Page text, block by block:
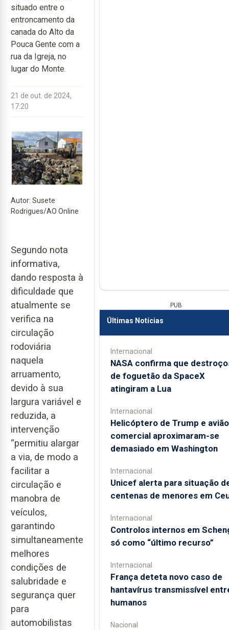
situado entre o
entroncamento da
canada do Alto da
Pouca Gente com a
rua da Igreja, no
lugar do Monte.
21 de out. de 2024,
17:20
Autor: Susete
Rodrigues/AO Online
Segundo nota
informativa,
dando resposta à
dificuldade que
atualmente se
verifica na
circulação
rodoviária
naquela
arruamento,
devido à sua
largura variável e
reduzida, a
intervenção
“permitiu alargar
a via, de modo a
facilitar a
circulação e
manobra de
veículos,
garantindo
simultaneamente
melhores
condições de
salubridade e
segurança quer
para
automobilistas
PUB
Últimas Notícias
Internacional
NASA confirma que
de foguetão da SpaceX
atingiram a Lua
Internacional
Helicóptero de Trump e avião
comercial aproximaram-se
demasiado em Washington
Internacional
Unicef alerta para situação
centenas de menores em
Internacional
Controlos internos em
só como “último recurso”
Internacional
França deteta novo caso de
hantavírus transmissível
humanos
Nacional